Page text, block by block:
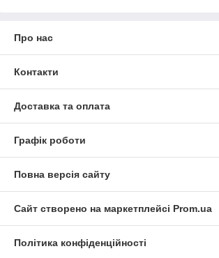
Про нас
Контакти
Доставка та оплата
Графік роботи
Повна версія сайту
Сайт створено на маркетплейсі Prom.ua
Політика конфіденційності